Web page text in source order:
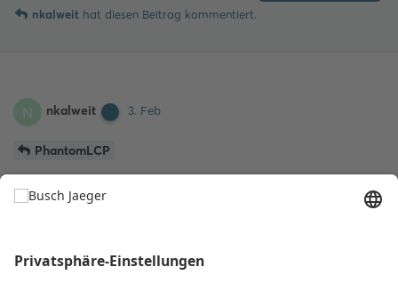
nkalweit hat diesen Beitrag kommentiert.
N nkalweit 3. Feb
PhantomLCP
free@home. Hängt dann mehr von der Verdrahtung ab, ob es
Die Stripes selber sollten auch Dimmbar sein, nicht nur der